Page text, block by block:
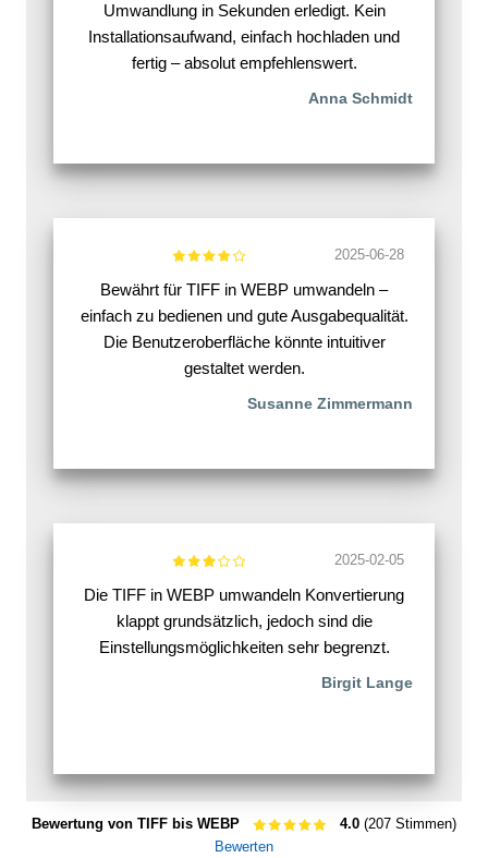
Umwandlung in Sekunden erledigt. Kein
Installationsaufwand, einfach hochladen und
fertig – absolut empfehlenswert.
Anna Schmidt
2025-06-28
Bewährt für TIFF in WEBP umwandeln –
einfach zu bedienen und gute Ausgabequalität.
Die Benutzeroberfläche könnte intuitiver
gestaltet werden.
Susanne Zimmermann
2025-02-05
Die TIFF in WEBP umwandeln Konvertierung
klappt grundsätzlich, jedoch sind die
Einstellungsmöglichkeiten sehr begrenzt.
Birgit Lange
Bewertung von TIFF bis WEBP 4.0 (207 Stimmen)
Bewerten